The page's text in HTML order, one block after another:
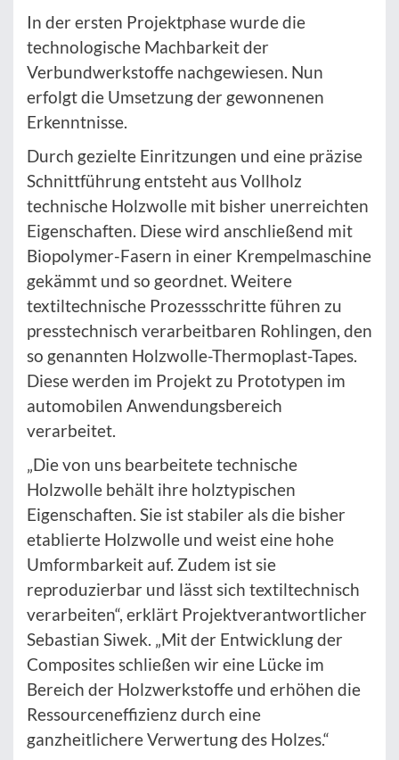
In der ersten Projektphase wurde die
technologische Machbarkeit der
Verbundwerkstoffe nachgewiesen. Nun
erfolgt die Umsetzung der gewonnenen
Erkenntnisse.
Durch gezielte Einritzungen und eine präzise
Schnittführung entsteht aus Vollholz
technische Holzwolle mit bisher unerreichten
Eigenschaften. Diese wird anschließend mit
Biopolymer-Fasern in einer Krempelmaschine
gekämmt und so geordnet. Weitere
textiltechnische Prozessschritte führen zu
presstechnisch verarbeitbaren Rohlingen, den
so genannten Holzwolle-Thermoplast-Tapes.
Diese werden im Projekt zu Prototypen im
automobilen Anwendungsbereich
verarbeitet.
„Die von uns bearbeitete technische
Holzwolle behält ihre holztypischen
Eigenschaften. Sie ist stabiler als die bisher
etablierte Holzwolle und weist eine hohe
Umformbarkeit auf. Zudem ist sie
reproduzierbar und lässt sich textiltechnisch
verarbeiten“, erklärt Projektverantwortlicher
Sebastian Siwek. „Mit der Entwicklung der
Composites schließen wir eine Lücke im
Bereich der Holzwerkstoffe und erhöhen die
Ressourceneffizienz durch eine
ganzheitlichere Verwertung des Holzes.“